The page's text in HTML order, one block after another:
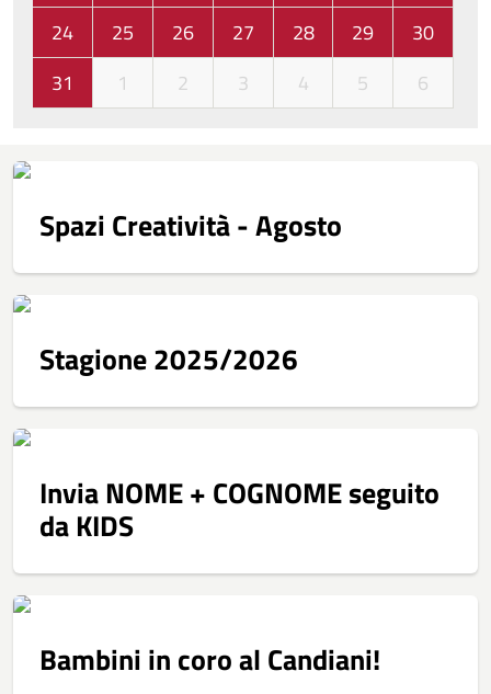
24
25 26 27 28 29
30
31
1 2 3 4 5 6
Spazi Creatività - Agosto
Stagione 2025/2026
Invia NOME + COGNOME seguito
da KIDS
Bambini in coro al Candiani!